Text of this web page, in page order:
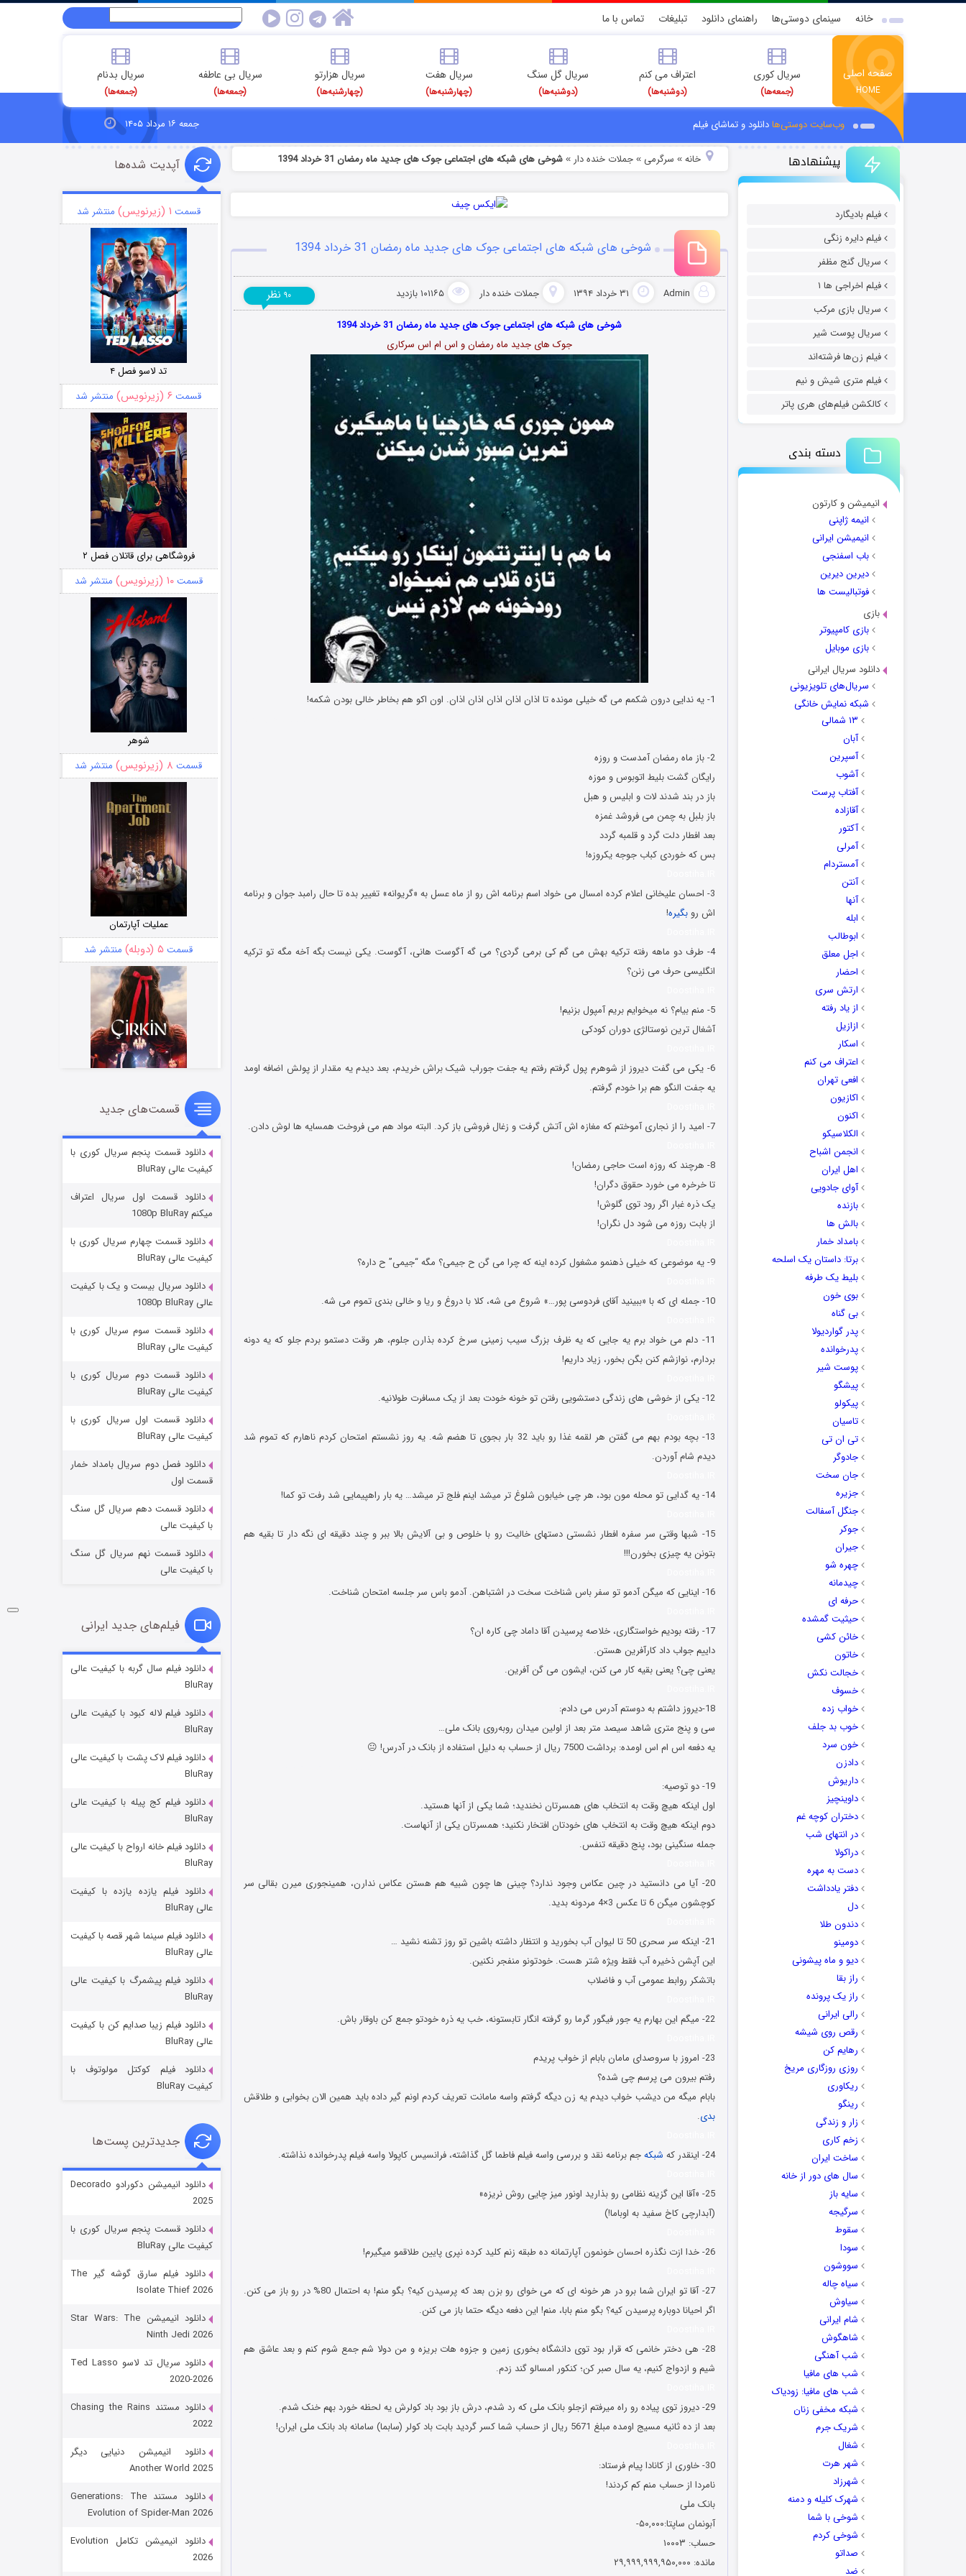
خانه سینمای دوستی‌ها راهنمای دانلود تبلیغات تماس با ما
صفحه اصلی
HOME
سریال کوری
(جمعه‌ها)
اعتراف می کنم
(دوشنبه‌ها)
سریال گل سنگ
(دوشنبه‌ها)
سریال هفت
(چهارشنبه‌ها)
سریال هزارتو
(چهارشنبه‌ها)
سریال بی عاطفه
(جمعه‌ها)
سریال بدنام
(جمعه‌ها)
وب‌سایت دوستی‌هادانلود و تماشای فیلم جمعه ۱۶ مرداد ۱۴۰۵
پیشنهادها
فیلم بادیگارد
فیلم دایره زنگی
سریال گنج مظفر
فیلم اخراجی ها ۱
سریال بازی مرکب
سریال پوست شیر
فیلم زن‌ها فرشته‌اند
فیلم متری شیش و نیم
کالکشن فیلم‌های هری پاتر
دسته بندی
انیمیشن و کارتون
انیمه ژاپنی
انیمیشن ایرانی
باب اسفنجی
دیرین دیرین
فوتبالیست ها
بازی
بازی کامپیوتر
بازی موبایل
دانلود سریال ایرانی
سریال‌های تلویزیونی
شبکه نمایش خانگی
۱۳ شمالی
آبان
آسپرین
آشوب
آفتاب پرست
آقازاده
آکتور
آمرلی
آمستردام
آنتن
آنها
ابله
ابوطالب
اجل معلق
احضار
ارتش سری
از یاد رفته
ازازیل
اسکار
اعتراف می کنم
افعی تهران
اکازیون
اکنون
الکلاسیکو
انجمن اشباح
اهل ایران
آوای جادویی
بازنده
بالش ها
بامداد خمار
برتا: داستان یک اسلحه
بلیط یک‌‌ طرفه
بوی خون
بی گناه
پدر گواردیولا
پدرخوانده
پوست شیر
پیشگو
پیکولو
تاسیان
تی ان تی
جادوگر
جان سخت
جزیره
جنگل آسفالت
جوکر
جیران
چهره شو
چیدمانه
حرفه ای
حیثیت گمشده
خائن کشی
خاتون
خجالت نکش
خسوف
خواب زده
خوب بد جلف
خون سرد
دادزن
داریوش
داوینچیز
دختران کوچه غم
در انتهای شب
دراکولا
دست به مهره
دفتر یادداشت
دل
دندون طلا
دومینو
دیو و ماه پیشونی
راز بقا
راز یک پرونده
رالی ایرانی
رقص روی شیشه
رهایم کن
روزی روزگاری مریخ
ریکاوری
رینگو
زار و زندگی
زخم کاری
ساخت ایران
سال های دور از خانه
سایه باز
سرگیجه
سقوط
سودا
سووشون
سیاه چاله
سیاوش
شام ایرانی
شاهگوش
شب آهنگی
شب های مافیا
شب های مافیا: زودیاک
شبکه مخفی زنان
شریک جرم
شغال
شهر هرت
شهرزاد
شهرک کلیله و دمنه
شوخی با شما
شوخی کردم
صداتو
ضد
خانه» سرگرمی » جملات خنده دار » شوخی های شبکه های اجتماعی جوک های جدید ماه رمضان 31 خرداد 1394
شوخی های شبکه های اجتماعی جوک های جدید ماه رمضان 31 خرداد 1394
Admin ۳۱ خرداد ۱۳۹۴ جملات خنده دار ۱۰۱۱۶۵ بازدید ۹۰ نظر
شوخی های شبکه های اجتماعی جوک های جدید ماه رمضان 31 خرداد 1394
جوک های جدید ماه رمضان و اس ام اس سرکاری
1- یه ندایی درون شکمم می گه خیلی مونده تا اذان اذان اذان اذان اذان. اون اکو هم بخاطر خالی بودن شکمه!
2- باز ماه رمضان آمدست و روزه
رایگان گشت بلیط اتوبوس و موزه
باز در بند شدند لات و ابلیس و هبل
باز بلبل به چمن می فروشد غمزه
بعد افطار دلت گرد و قلمبه گردد
بس که خوردی کباب جوجه یکروزه!
3- احسان علیخانی اعلام کرده امسال می خواد اسم برنامه اش رو از ماه عسل به «گریوانه» تغییر بده تا حال رامبد جوان و برنامه
اش روبگیره!
4- طرف دو ماهه رفته ترکیه بهش می گم کی برمی گردی؟ می گه آگوست هانی، آگوست. یکی نیست بگه آخه مگه تو ترکیه
انگلیسی حرف می زنن؟
5- منم بیام؟ نه میخوایم بریم آمپول بزنیم!
آشغال ترین نوستالژی دوران کودکی
6- یکی می گفت دیروز از شوهرم پول گرفتم رفتم یه جفت جوراب شیک براش خریدم، بعد دیدم یه مقدار از پولش اضافه اومد
یه جفت النگو هم برا خودم گرفتم.
7- امید را از نجاری آموختم که مغازه اش آتش گرفت و زغال فروشی باز کرد. البته مواد هم می فروخت همسایه ها لوش دادن.
8- هرچند که روزه است حاجی رمضان!
تا خرخره می خورد حقوق دگران!
یک ذره غبار اگر رود توی گلوش!
از بابت روزه می شود دل نگران!
9- یه موضوعی که خیلی ذهنمو مشغول کرده اینه که چرا می گن ح جیمی؟ مگه “جیمی” ح داره؟
10- جمله ای که با «ببینید آقای فردوسی پور…» شروع می شه، کلا با دروغ و ریا و خالی بندی تموم می شه.
11- دلم می خواد برم یه جایی که یه ظرف بزرگ سیب زمینی سرخ کرده بذارن جلوم، هر وقت دستمو بردم جلو که یه دونه
بردارم، نوازشم کنن بگن بخور، زیاد داریم!
12- یکی از خوشی های زندگی دستشویی رفتن تو خونه خودت بعد از یک مسافرت طولانیه.
13- بچه بودم بهم می گفتن هر لقمه غذا رو باید 32 بار بجوی تا هضم شه. یه روز نشستم امتحان کردم ناهارم که تموم شد
دیدم شام آوردن.
14- یه گدایی تو محله مون بود، هر چی خیابون شلوغ تر میشد اینم فلج تر میشد… یه بار راهپیمایی شد رفت تو کما!
15- شبها وقتی سر سفره افطار نشستی دستهای خالیت رو با خلوص و بی آلایش بالا ببر و چند دقیقه ای نگه دار تا بقیه هم
بتونن یه چیزی بخورن!!!
16- اینایی که میگن آدمو تو سفر باس شناخت سخت در اشتباهن. آدمو باس سر جلسه امتحان شناخت.
17- رفته بودیم خواستگاری، خلاصه پرسیدن آقا داماد چی کاره ان؟
داییم جواب داد کارآفرین هستن.
یعنی چی؟ یعنی بقیه کار می کنن، ایشون می گن آفرین.
18-دیروز داشتم به دوستم آدرس می دادم:
سی و پنج متری شاهد سیصد متر بعد از اولین میدان روبه‌روی بانک ملی…
یه دفعه اس ام اس اومده: برداشت 7500 ریال از حساب به دلیل استفاده از بانک در آدرس! 😐
19- دو توصیه:
اول اینکه هیچ وقت به انتخاب های همسرتان نخندید؛ شما یکی از آنها هستید.
دوم اینکه هیچ وقت به انتخاب های خودتان افتخار نکنید؛ همسرتان یکی از آنهاست.
جمله سنگینی بود، پنج دقیقه تنفس.
20- آیا می دانستید در چین عکاس وجود ندارد؟ چینی ها چون شبیه هم هستن عکاس ندارن، همینجوری میرن بقالی سر
کوچشون میگن 6 تا عکس 3×4 مردونه بدید.
21- اینکه سر سحری 50 تا لیوان آب بخورید و انتظار داشته باشین تو روز تشنه نشید …
این آپشن ذخیره آب فقط ویژه شتر هست. خودتونو منفجر نکنین.
باتشکر روابط عمومی آب و فاضلاب
22- میگم این بهارم یه جور فیگور گرما رو گرفته انگار تابستونه، خب یه ذره خودتو جمع کن باوقار باش.
23- امروز با سروصدای مامان بابام از خواب پریدم
رفتم بیرون می پرسم چی شده؟
بابام میگه من دیشب خواب دیدم یه زن دیگه گرفتم واسه مامانت تعریف کردم اونم گیر داده باید همین الان بخوابی و طلاقش
بدی.
24- اینقدر که
شبکهجم برنامه نقد و بررسی واسه فیلم فاطما گل گذاشته، فرانسیس کاپولا واسه فیلم پدرخوانده نذاشته.
25- «آقا این گزینه نظامی رو بذارید اونور میز چایی روش نریزه»
(آبدارچی کاخ سفید به اوباما!)
26- خدا ازت نگذره احسان خونمون آپارتمانه ده طبقه زنم کلید کرده نپری پایین طلاقمو میگیرم!
27- آقا تو ایران شما برو در هر خونه ای که می خوای رو بزن بعد که پرسیدن کیه؟ بگو منم! به احتمال 80% در رو باز می کنن.
اگر احیانا دوباره پرسیدن کیه؟ بگو منم بابا، منم! این دفعه دیگه حتما باز می کنن.
28- هی دختر خانمی که قرار بود توی دانشگاه بخوری زمین و جزوه هات بریزه و من دولا شم جمع شوم کنم و بعد عاشق هم
شیم و ازدواج کنیم، یه سال صبر کن؛ کنکور امسالو گند زدم.
29- دیروز توی پیاده رو راه میرفتم ازجلو بانک ملی که رد شدم، درش باز بود باد کولرش یه لحظه خورد بهم خنک شدم.
بعد از ده ثانیه مسیج اومده مبلغ 5671 ریال از حساب شما کسر گردید بابت باد کولر (سابما) سامانه باد بانک ملی ایران!
30- خاوری از کانادا پیام فرستاد:
نامردا از حساب منم کم کردند!
بانک ملی
آبونمان ساپتا:۵۰,۰۰۰-
حساب: ۱۰۰۰۳
مانده: ۲۹,۹۹۹,۹۹۹,۹۵۰,۰۰۰
آپدیت شده‌ها
قسمت ۱ (زیرنویس) منتشر شد
تد لاسو فصل ۴
قسمت ۶ (زیرنویس) منتشر شد
فروشگاهی برای قاتلان فصل ۲
قسمت۱۰ (زیرنویس) منتشر شد
شوهر
قسمت ۸ (زیرنویس) منتشر شد
عملیات آپارتمان
قسمت ۵ (دوبله) منتشر شد
سریال زشت
قسمت۲ (زیرنویس) منتشر شد
مردگان متحرک: شهر مرده ۳
شکست استوارت در نجات جهان
قسمت ۷ (زیرنویس) منتشر شد
شوگر فصل ۲
قسمت
خاندان اژدها فصل ۳
جادوگری در مغولستان
قسمت ۶ (زیرنویس)
رویایی برای تو
قسمت
قسمت‌های جدید
دانلود قسمت پنجم سریال کوری با
کیفیت عالی BluRay
دانلود قسمت اول سریال اعتراف
میکنم 1080p BluRay
دانلود قسمت چهارم سریال کوری با
کیفیت عالی BluRay
دانلود سریال بیست و یک با کیفیت
عالی 1080p BluRay
دانلود قسمت سوم سریال کوری با
کیفیت عالی BluRay
دانلود قسمت دوم سریال کوری با
کیفیت عالی BluRay
دانلود قسمت اول سریال کوری با
کیفیت عالی BluRay
دانلود فصل دوم سریال بامداد خمار
قسمت اول
دانلود قسمت دهم سریال گل سنگ
با کیفیت عالی
دانلود قسمت نهم سریال گل سنگ
با کیفیت عالی
فیلم‌های جدید ایرانی
دانلود فیلم سال گربه با کیفیت عالی
BluRay
دانلود فیلم لاله کبود با کیفیت عالی
BluRay
دانلود فیلم لاک پشت با کیفیت عالی
BluRay
دانلود فیلم کج‌ پیله با کیفیت عالی
BluRay
دانلود فیلم خانه ارواح با کیفیت عالی
BluRay
دانلود فیلم یازده یازده با کیفیت
عالی BluRay
دانلود فیلم سینما شهر قصه با کیفیت
عالی BluRay
دانلود فیلم پیشمرگ با کیفیت عالی
BluRay
دانلود فیلم زیبا صدایم کن با کیفیت
عالی BluRay
دانلود فیلم کوکتل مولوتوف با
کیفیت BluRay
جدیدترین پست‌ها
دانلود انیمیشن دکورادو Decorado
2025
دانلود قسمت پنجم سریال کوری با
کیفیت عالی BluRay
دانلود فیلم سارق گوشه گیر The
Isolate Thief 2026
دانلود انیمیشن Star Wars: The
Ninth Jedi 2026
دانلود سریال تد لاسو Ted Lasso
2020-2026
دانلود مستند Chasing the Rains
2022
دانلود انیمیشن دنیایی دیگر
Another World 2025
دانلود مستند Generations: The
Evolution of Spider-Man 2026
دانلود انیمیشن تکامل Evolution
2026